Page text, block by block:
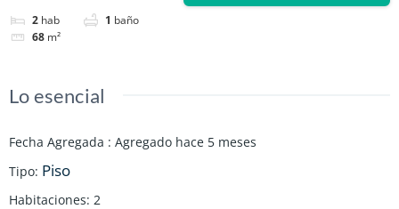
2 hab 1 baño
68 m²
Lo esencial
Fecha Agregada : Agregado hace 5 meses
Tipo: Piso
Habitaciones: 2